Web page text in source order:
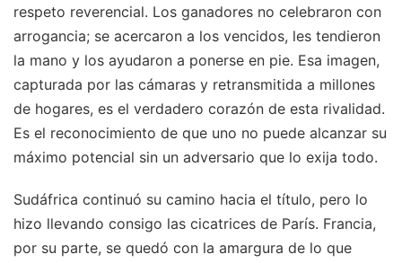
respeto reverencial. Los ganadores no celebraron con
arrogancia; se acercaron a los vencidos, les tendieron
la mano y los ayudaron a ponerse en pie. Esa imagen,
capturada por las cámaras y retransmitida a millones
de hogares, es el verdadero corazón de esta rivalidad.
Es el reconocimiento de que uno no puede alcanzar su
máximo potencial sin un adversario que lo exija todo.
Sudáfrica continuó su camino hacia el título, pero lo
hizo llevando consigo las cicatrices de París. Francia,
por su parte, se quedó con la amargura de lo que